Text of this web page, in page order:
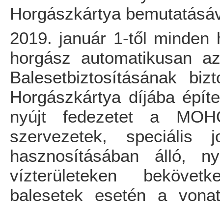
Horgászkártya
2019. január 1-től minden
horgász automatikusan
Balesetbiztosításának
Horgászkártya díjába
nyújt fedezetet a
szervezetek, speciális
hasznosításában álló,
vízterületeken
balesetek esetén a